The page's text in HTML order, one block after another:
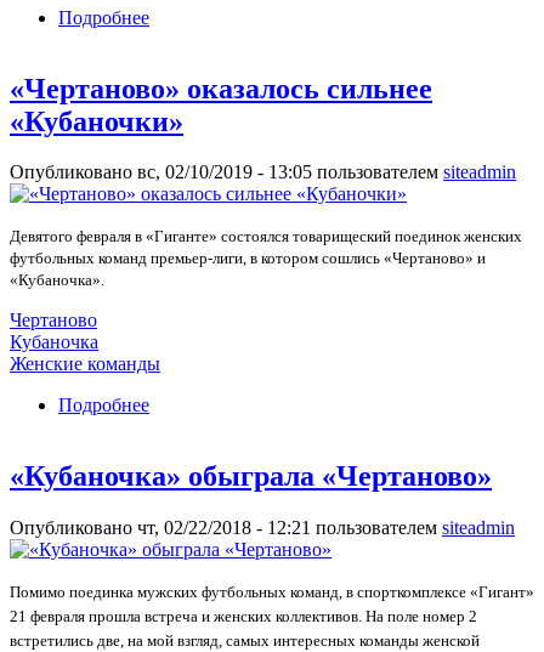
Подробнее
«Чертаново» оказалось сильнее
«Кубаночки»
Опубликовано вс, 02/10/2019 - 13:05 пользователем siteadmin
Девятого февраля в «Гиганте» состоялся товарищеский поединок женских
футбольных команд премьер-лиги, в котором сошлись «Чертаново» и
«Кубаночка».
Чертаново
Кубаночка
Женские команды
Подробнее
«Кубаночка» обыграла «Чертаново»
Опубликовано чт, 02/22/2018 - 12:21 пользователем siteadmin
Помимо поединка мужских футбольных команд, в спорткомплексе «Гигант»
21 февраля прошла встреча и женских коллективов. На поле номер 2
встретились две, на мой взгляд, самых интересных команды женской